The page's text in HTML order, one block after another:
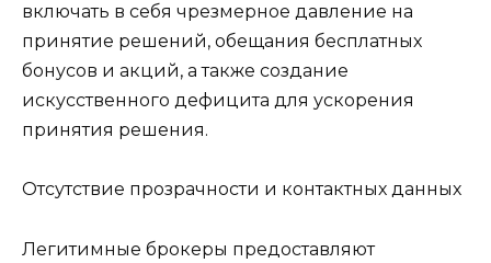
включать в себя чрезмерное давление на
принятие решений, обещания бесплатных
бонусов и акций, а также создание
искусственного дефицита для ускорения
принятия решения.
Отсутствие прозрачности и контактных данных
Легитимные брокеры предоставляют